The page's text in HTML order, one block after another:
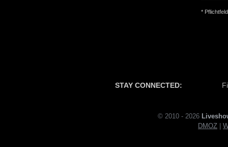
*
STAY CONNECTED:
© 2010 - 2026
DMOZ |